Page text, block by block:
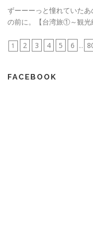
ずーーーっと憧れていた
の前に。【台湾旅①～観光
1 2 3 4 5 6 ...
FACEBOOK